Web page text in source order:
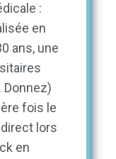
:
en
ans, une
Donnez)
fois le
lors
en